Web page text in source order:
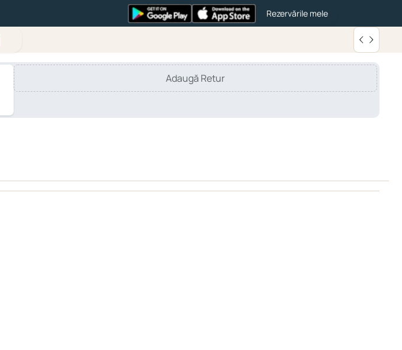
Rezervările mele
Adaugă Retur